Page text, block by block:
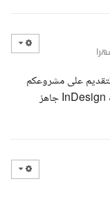
على مشروعكم
الخاص بتنسيق محتوى Word وتحويله إلى ملف InDesign جاهز